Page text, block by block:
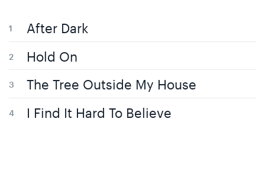
After Dark
Hold On
The Tree Outside My House
I Find It Hard To Believe